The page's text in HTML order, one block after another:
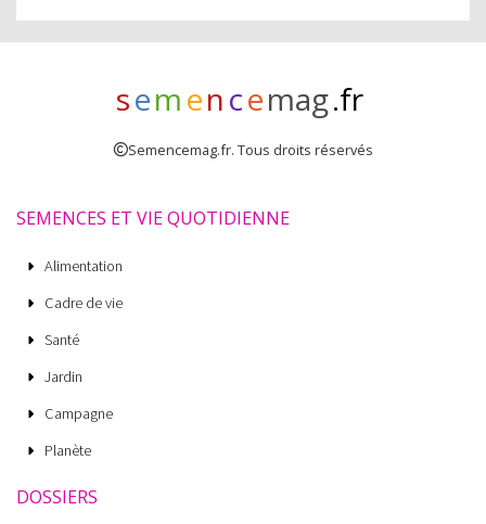
semencemag.fr
Semencemag.fr. Tous droits réservés
SEMENCES ET VIE QUOTIDIENNE
Alimentation
Cadre de vie
Santé
Jardin
Campagne
Planète
DOSSIERS